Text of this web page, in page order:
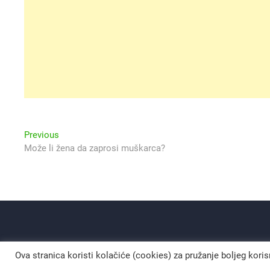
Navigacija
objava
Previous
post:
Može li žena da zaprosi muškarca?
Ova stranica koristi kolačiće (cookies) za pružanje boljeg